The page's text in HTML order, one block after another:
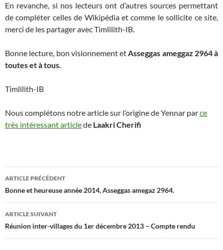
En revanche, si nos lecteurs ont d’autres sources permettant
de compléter celles de Wikipédia et comme le sollicite ce site,
merci de les partager avec Timlilith-IB.
Bonne lecture, bon visionnement etAsseggas ameggaz 2964 à
toutes et à tous.
Timlilith-IB
Nous complétons notre article sur l’origine de Yennar parce
très intéressant articlede Laakri Cherifi
Navigation
des
articles
ARTICLE PRÉCÉDENT
Bonne et heureuse année 2014, Asseggas amegaz 2964.
ARTICLE SUIVANT
Réunion inter-villages du 1er décembre 2013 – Compte rendu